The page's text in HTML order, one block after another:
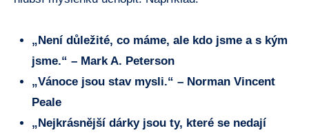
„Není důležité, co máme, ale kdo jsme a s kým
jsme.“ – Mark A. Peterson
„Vánoce jsou stav mysli.“ – Norman Vincent
Peale
„Nejkrásnější dárky jsou ty, které se nedají